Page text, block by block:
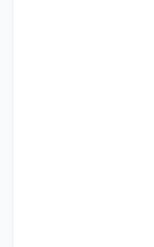
تکیه بر دانش فنی و
گام برمی‌دارد. ما
اساسی و زیربنای
پیشرفته تصفیه آب
از فناوری‌های نوین
از منابع آبی ارائه
از جمله تأمین آب